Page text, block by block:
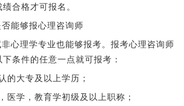
合格才可报名。
能够报心理咨询师
心理学专业也能够报考。报考心理咨询师
条件的任意一点就可报考：
的大专及以上学历；
医学，教育学初级及以上职称；